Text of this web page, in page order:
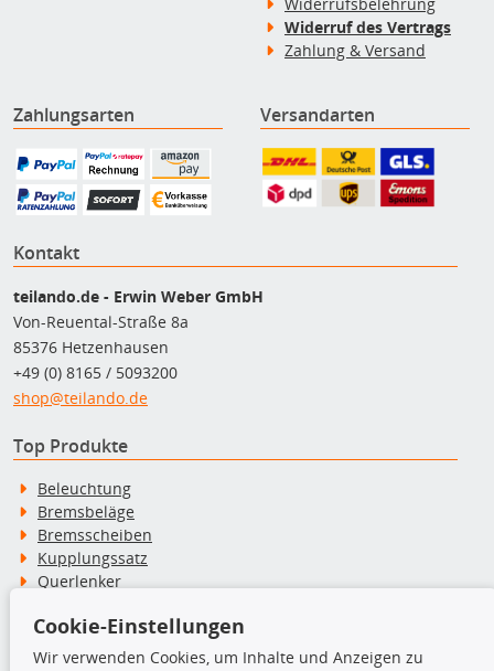
Widerrufsbelehrung
Widerruf des Vertrags
Zahlung & Versand
Zahlungsarten Versandarten
Kontakt
teilando.de - Erwin Weber GmbH
Von-Reuental-Straße 8a
85376 Hetzenhausen
+49 (0) 8165 / 5093200
shop@teilando.de
Top Produkte
Beleuchtung
Bremsbeläge
Bremsscheiben
Kupplungssatz
Querlenker
Stoßdämpfer
Cookie-Einstellungen
Wir verwenden Cookies, um Inhalte und Anzeigen zu